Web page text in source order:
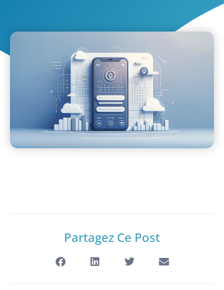
Partagez Ce Post